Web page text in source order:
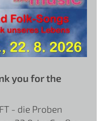
you for the
- die Proben